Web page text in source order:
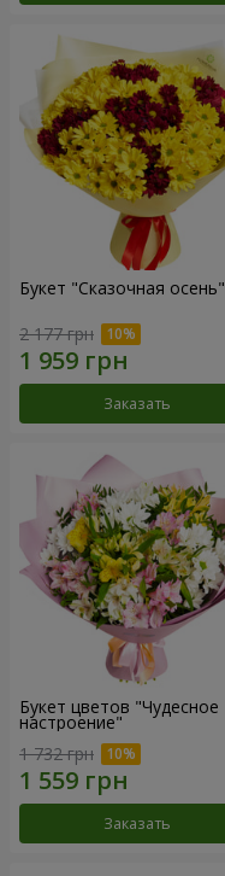
Букет "Сказочная осень"
2 177 грн
Заказать
Букет цветов "Чудесное
настроение"
1 732 грн
Заказать